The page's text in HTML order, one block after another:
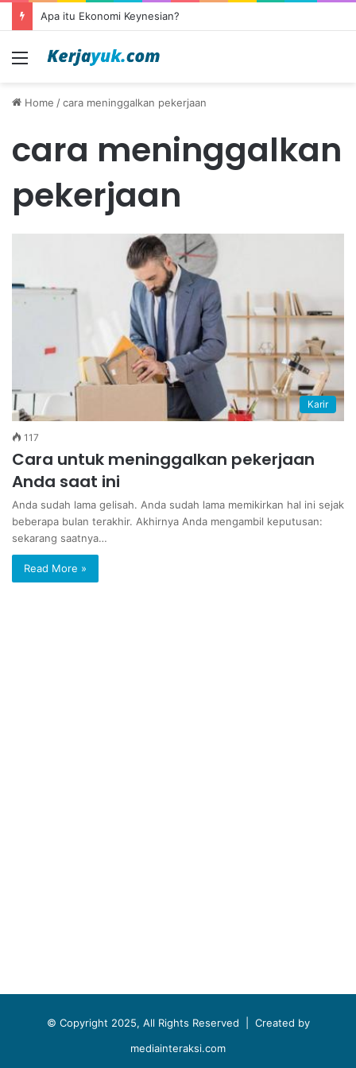
Apa itu Ekonomi Keynesian?
Menu
Home /cara meninggalkan pekerjaan
cara meninggalkan
pekerjaan
Karir
117
Cara untuk meninggalkan pekerjaan
Anda saat ini
Anda sudah lama gelisah. Anda sudah lama memikirkan hal ini sejak
beberapa bulan terakhir. Akhirnya Anda mengambil keputusan:
sekarang saatnya…
Read More »
© Copyright 2025, All Rights Reserved | Created by
mediainteraksi.com